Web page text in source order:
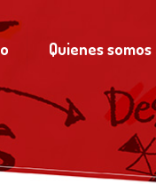
Quienes somos